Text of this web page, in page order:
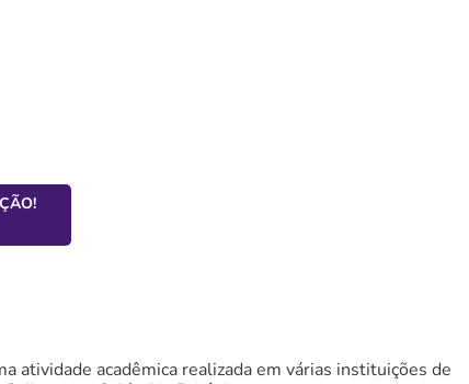
atividade acadêmica realizada em várias instituições de